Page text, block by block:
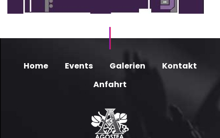
Home Events Galerien
Kontakt
Anfahrt